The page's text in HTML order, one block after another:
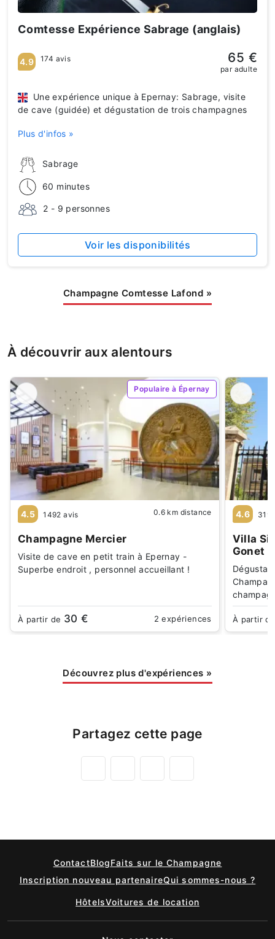
Comtesse Expérience Sabrage (anglais)
Sabrage
60 minutes
2 - 9 personnes
Une expérience unique à Epernay: Sabrage, visite
de cave (guidée) et dégustation de trois champagnes
Plus d'infos »
4.9 174 avis 65 €
par adulte
Voir les disponibilités
Champagne Comtesse Lafond »
À découvrir aux alentours
Populaire à Épernay
4.5 1492 avis 0.6 km distance
Champagne Mercier
Visite de cave en petit train à Epernay -
Superbe endroit , personnel accueillant !
À partir de 30 € 2 expériences
4.6 319
Villa
Gonet
À partir
Découvrez plus d'expériences »
Partagez cette page
ContactBlogFaits sur le Champagne
Inscription nouveau partenaireQui sommes-nous ?
HôtelsVoitures de location